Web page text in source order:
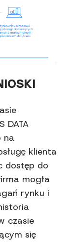
DATA
na
klienta
dostęp do
mogła
rynku i
czasie
się